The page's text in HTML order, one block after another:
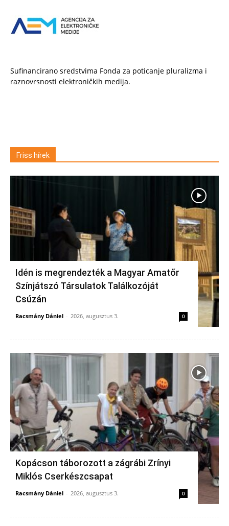
Sufinancirano sredstvima Fonda za poticanje pluralizma i
raznovrsnosti elektroničkih medija.
Friss hírek
Idén is megrendezték a Magyar Amatőr
Színjátszó Társulatok Találkozóját
Csúzán
Racsmány Dániel - 2026, augusztus 3. 0
Kopácson táborozott a zágrábi Zrínyi
Miklós Cserkészcsapat
Racsmány Dániel - 2026, augusztus 3. 0